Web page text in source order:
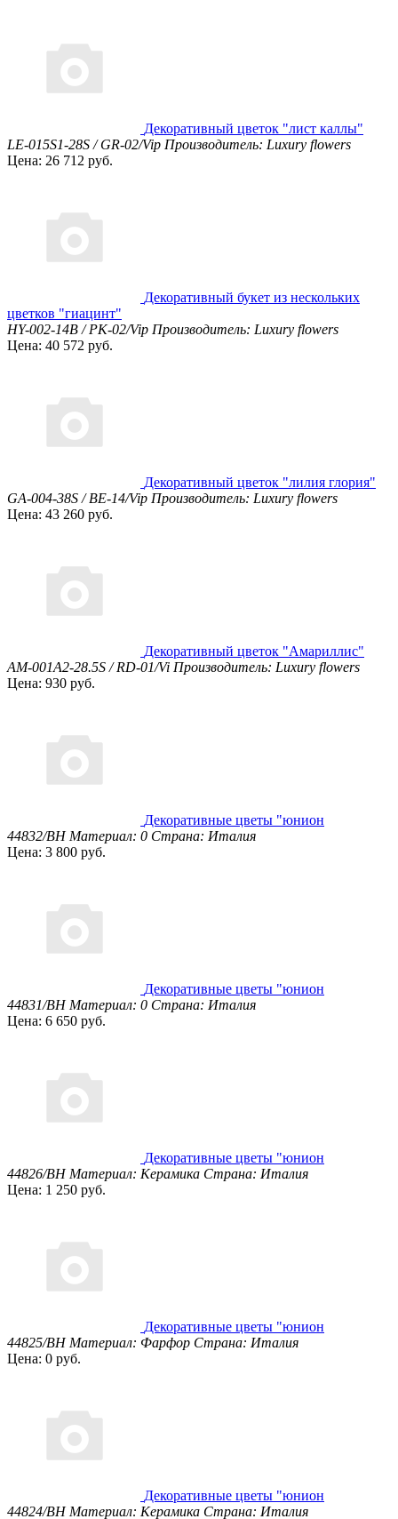
Декоративный цветок "лист каллы"
LE-015S1-28S / GR-02/Vip Производитель: Luxury flowers
Цена: 26 712 руб.
Декоративный букет из нескольких
цветков "гиацинт"
HY-002-14B / PK-02/Vip Производитель: Luxury flowers
Цена: 40 572 руб.
Декоративный цветок "лилия глория"
GA-004-38S / BE-14/Vip Производитель: Luxury flowers
Цена: 43 260 руб.
Декоративный цветок "Амариллис"
AM-001A2-28.5S / RD-01/Vi Производитель: Luxury flowers
Цена: 930 руб.
Декоративные цветы "юнион
44832/BH Материал: 0 Страна: Италия
Цена: 3 800 руб.
Декоративные цветы "юнион
44831/BH Материал: 0 Страна: Италия
Цена: 6 650 руб.
Декоративные цветы "юнион
44826/BH Материал: Керамика Страна: Италия
Цена: 1 250 руб.
Декоративные цветы "юнион
44825/BH Материал: Фарфор Страна: Италия
Цена: 0 руб.
Декоративные цветы "юнион
44824/BH Материал: Керамика Страна: Италия